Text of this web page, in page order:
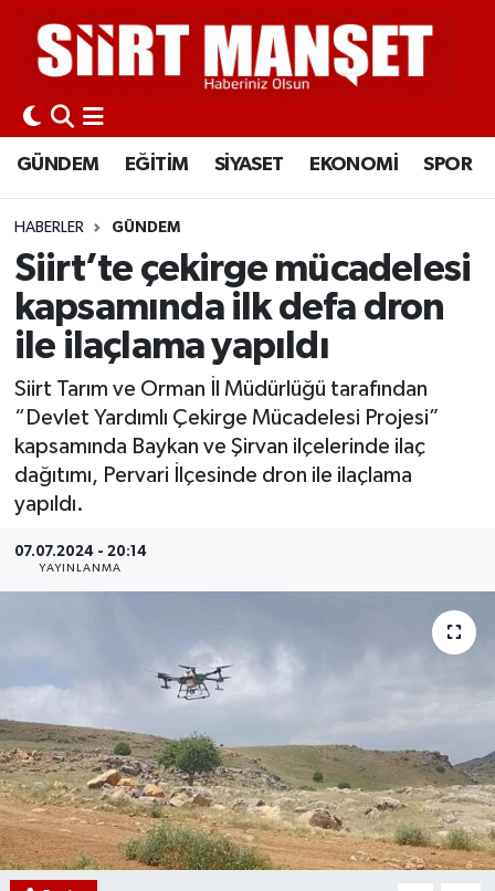
GÜNDEM EĞİTİM SİYASET EKONOMİ SPOR
HABERLER GÜNDEM
Siirt’te çekirge mücadelesi
kapsamında ilk defa dron
ile ilaçlama yapıldı
Siirt Tarım ve Orman İl Müdürlüğü tarafından
“Devlet Yardımlı Çekirge Mücadelesi Projesi”
kapsamında Baykan ve Şirvan ilçelerinde ilaç
dağıtımı, Pervari İlçesinde dron ile ilaçlama
yapıldı.
07.07.2024 - 20:14
YAYINLANMA
GÜNDEM
EĞİTİM
SİYASET
EKONOMİ
SPOR
İLÇELER
KÜLTÜR-SANAT
SAĞLIK-YAŞAM
Siirt Nöbetçi Eczaneler
Siirt Hava Durumu
Siirt Namaz Vakitleri
Siirt Trafik Yoğunluk Haritası
Süper Lig Puan Durumu ve Fikstür
Tüm Manşetler
Son Dakika Haberleri
Haber Arşivi